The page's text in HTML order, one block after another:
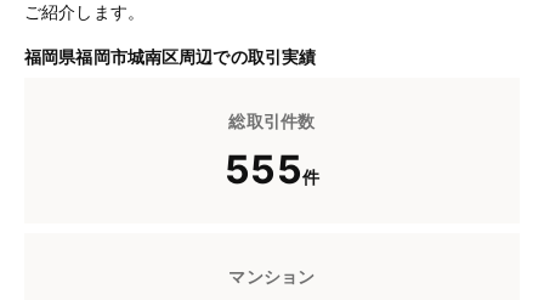
ご紹介します。
福岡県福岡市城南区周辺での取引実績
総取引件数
555件
マンション